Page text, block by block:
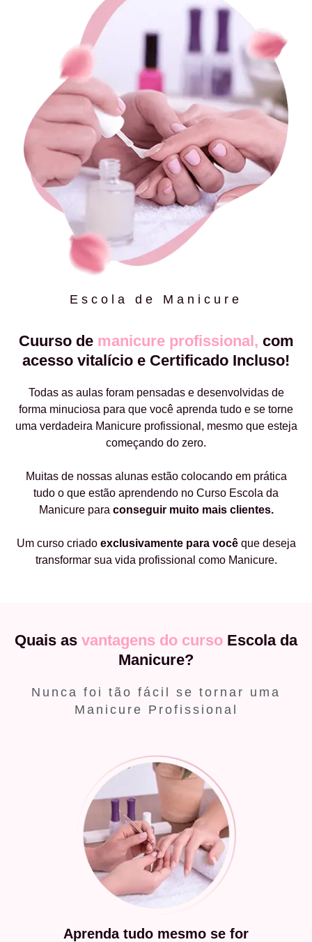
Escola de Manicure
Cuurso de manicure profissional, com
acesso vitalício e Certificado Incluso!
Todas as aulas foram pensadas e desenvolvidas de
forma minuciosa para que você aprenda tudo e se torne
uma verdadeira Manicure profissional, mesmo que esteja
começando do zero.
Muitas de nossas alunas estão colocando em prática
tudo o que estão aprendendo no Curso Escola da
Manicure para conseguir muito mais clientes.
Um curso criado exclusivamente para vocêque deseja
transformar sua vida profissional como Manicure.
Quais as vantagens do curso Escola da
Manicure?
Nunca foi tão fácil se tornar uma
Manicure Profissional
Aprenda tudo mesmo se for